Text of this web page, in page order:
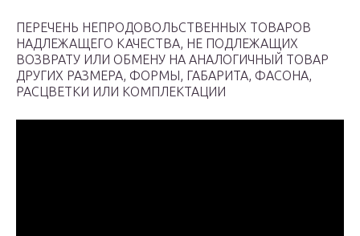
ПЕРЕЧЕНЬ НЕПРОДОВОЛЬСТВЕННЫХ ТОВАРОВ
НАДЛЕЖАЩЕГО КАЧЕСТВА, НЕ ПОДЛЕЖАЩИХ
ВОЗВРАТУ ИЛИ ОБМЕНУ НА АНАЛОГИЧНЫЙ ТОВАР
ДРУГИХ РАЗМЕРА, ФОРМЫ, ГАБАРИТА, ФАСОНА,
РАСЦВЕТКИ ИЛИ КОМПЛЕКТАЦИИ